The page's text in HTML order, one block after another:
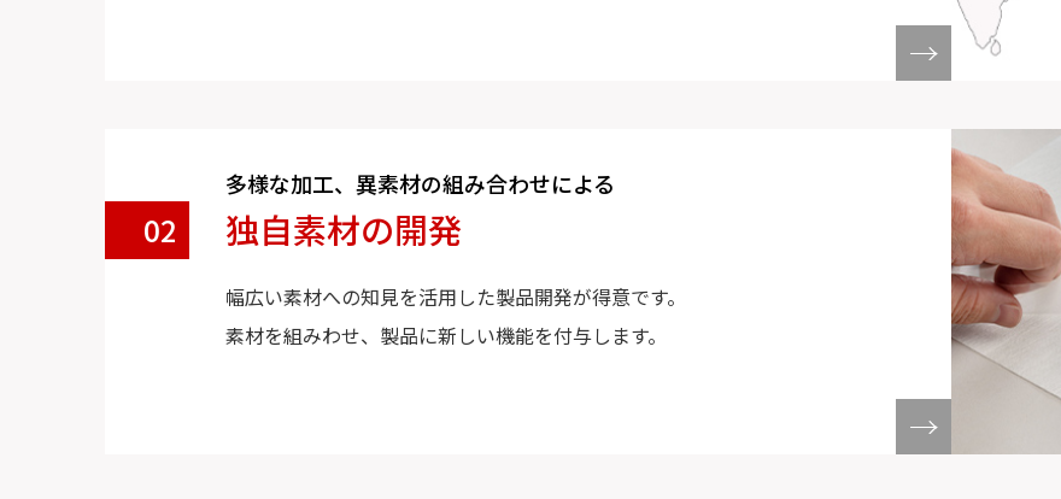
多様な加工、異素材の組み合わせによる
独自素材の開発
幅広い素材への知見を活用した製品開発が得意です。
素材を組みわせ、製品に新しい機能を付与します。
02